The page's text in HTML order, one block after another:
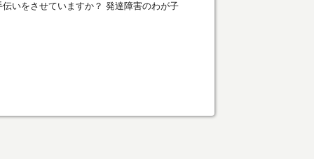
いをさせていますか？ 発達障害のわが子